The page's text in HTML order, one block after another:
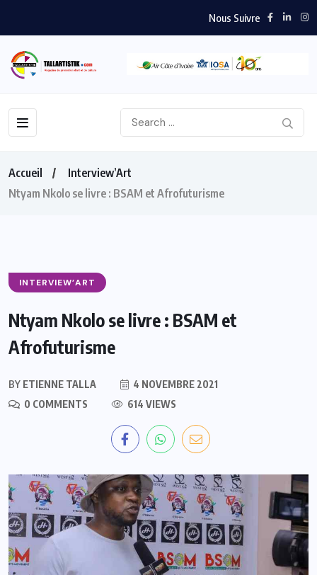
Nous Suivre
Accueil
Interview’Art
Ntyam Nkolo se livre : BSAM et Afrofuturisme
INTERVIEW’ART
Ntyam Nkolo se livre : BSAM et
Afrofuturisme
BY ETIENNE TALLA
4 NOVEMBRE 2021
0 COMMENTS
614 VIEWS